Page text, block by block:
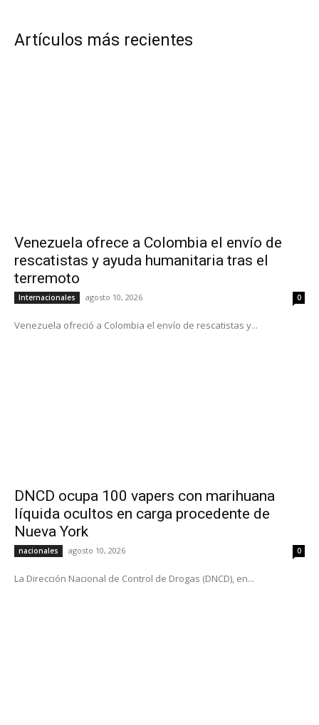
Artículos más recientes
Venezuela ofrece a Colombia el envío de
rescatistas y ayuda humanitaria tras el
terremoto
Internacionales agosto 10, 2026 0
Venezuela ofreció a Colombia el envío de rescatistas y...
DNCD ocupa 100 vapers con marihuana
líquida ocultos en carga procedente de
Nueva York
nacionales agosto 10, 2026 0
La Dirección Nacional de Control de Drogas (DNCD), en...